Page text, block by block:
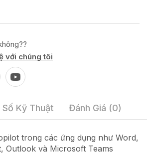
với chúng tôi
Số Kỹ Thuật Đánh Giá (0)
trong các ứng dụng như Word,
Outlook và Microsoft Teams